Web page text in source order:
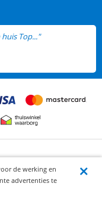
huis Top..."
beoordelingen
de werking en
advertenties te